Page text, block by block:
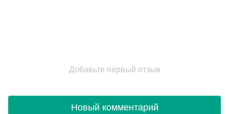
Добавьте первый отзыв
Новый комментарий